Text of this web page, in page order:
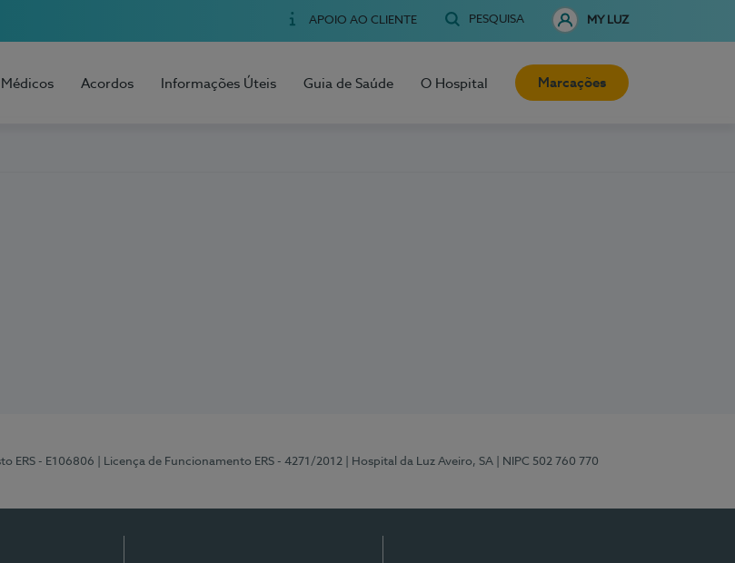
APOIO AO CLIENTE PESQUISA MY LUZ
Acordos Informações Úteis Guia de Saúde O Hospital Marcações
ERS - E106806 | Licença de Funcionamento ERS - 4271/2012 | Hospital da Luz Aveiro, SA | NIPC 502 760 770